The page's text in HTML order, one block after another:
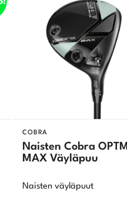
COBRA
Naisten Cobra OPTM
MAX Väyläpuu
Naisten väyläpuut